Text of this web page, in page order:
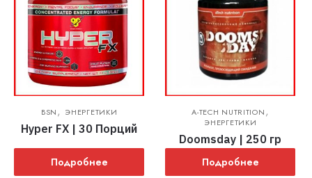
BSN, ЭНЕРГЕТИКИ
Hyper FX | 30 Порций
Подробнее
A-TECH NUTRITION,
ЭНЕРГЕТИКИ
Doomsday | 250 гр
Подробнее